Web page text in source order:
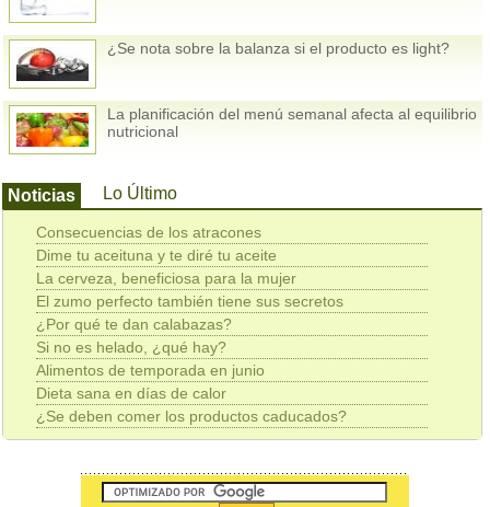
¿Se nota sobre la balanza si el producto es light?
La planificación del menú semanal afecta al equilibrio
nutricional
Noticias Lo Último
Consecuencias de los atracones
Dime tu aceituna y te diré tu aceite
La cerveza, beneficiosa para la mujer
El zumo perfecto también tiene sus secretos
¿Por qué te dan calabazas?
Si no es helado, ¿qué hay?
Alimentos de temporada en junio
Dieta sana en días de calor
¿Se deben comer los productos caducados?